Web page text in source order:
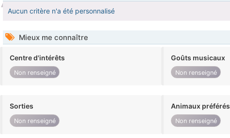
Aucun critère n'a été personnalisé
Mieux me connaître
Centre d'intérêts
Non renseigné
Goûts musicaux
Non renseigné
Sorties
Non renseigné
Animaux préférés
Non renseigné